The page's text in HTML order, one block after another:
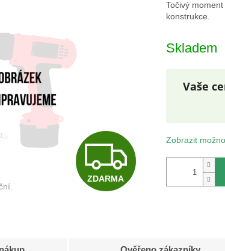
Z
D
A
ZDARMA
Točivý
konstrukce.
Skladem
cena:
Zobrazit